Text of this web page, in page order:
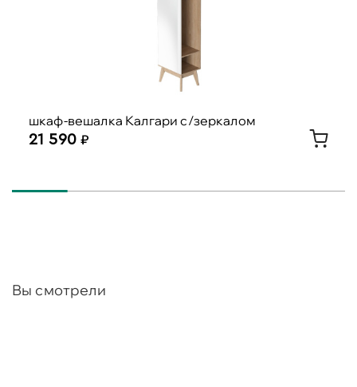
шкаф-вешалка Калгари с/зеркалом
21 590
Вы смотрели